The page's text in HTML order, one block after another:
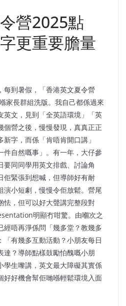
營2025點
更重要膽量
每到暑假，「香港英文夏令營
家長群組洗版。我自己都係過來
英文，見到「全英語環境」「英
個營之後，慢慢發現，真真正正
字，而係「肯唔肯開口講」
件自然嘅事」。有一年，大仔參
要同同學用英文排戲、討論角
佢緊張到想喊，但導師好有耐
演小短劇，慢慢令佢放鬆。營尾
怯，但可以好大聲講完整段對
明顯冇咁驚。由嗰次之
經唔再淨係問「幾多堂？教幾多
「有幾多互動活動？小朋友每日
達？導師點樣鼓勵怕醜嘅小朋
學生嚟講，英文最大障礙其實係
好好機會幫佢哋喺輕鬆環境入面